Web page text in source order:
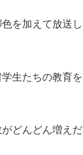
を加えて放送し
生たちの教育を
どんどん増えだ